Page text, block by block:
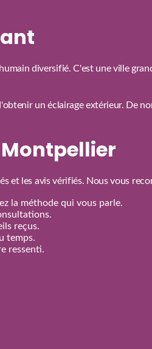
diversifié. C'est une ville
un éclairage extérieur. De
et les avis vérifiés. Nous vous
la méthode qui vous parle.
reçus.
temps.
ressenti.